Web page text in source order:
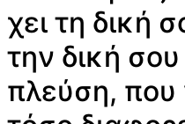
χει τη δική
την δική
πλεύση, που